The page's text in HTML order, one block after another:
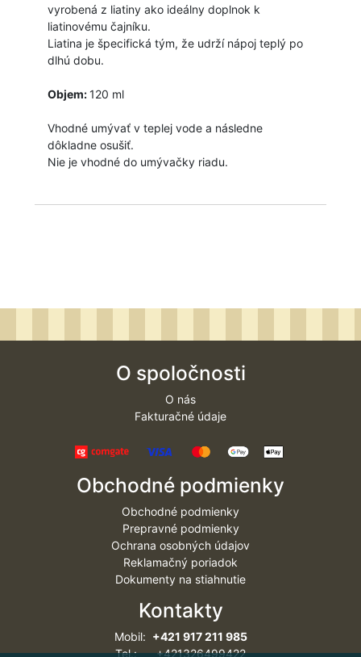
vyrobená z liatiny ako ideálny doplnok k
liatinovému čajníku.
Liatina je špecifická tým, že udrží nápoj teplý po
dlhú dobu.
Objem:120 ml
Vhodné umývať v teplej vode a následne
dôkladne osušiť.
Nie je vhodné do umývačky riadu.
O spoločnosti
O nás
Fakturačné údaje
Obchodné podmienky
Obchodné podmienky
Prepravné podmienky
Ochrana osobných údajov
Reklamačný poriadok
Dokumenty na stiahnutie
Kontakty
Mobil: +421 917 211 985
Tel.: +421326499422